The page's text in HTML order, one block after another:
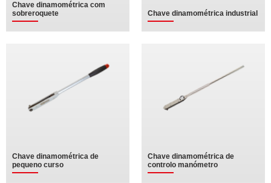
Chave dinamométrica com
sobreroquete
Chave dinamométrica industrial
Chave dinamométrica de
pequeno curso
Chave dinamométrica de
controlo manómetro